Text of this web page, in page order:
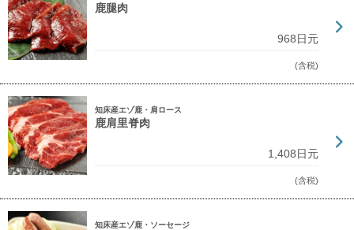
鹿腿肉
968日元
(含税)
知床産エゾ鹿・肩ロース
鹿肩里脊肉
1,408日元
(含税)
知床産エゾ鹿・ソーセージ